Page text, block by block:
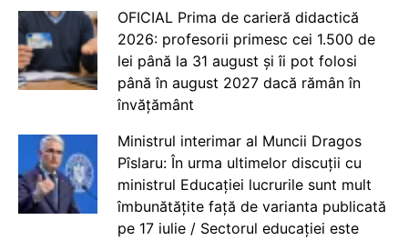
OFICIAL Prima de carieră didactică
2026: profesorii primesc cei 1.500 de
lei până la 31 august și îi pot folosi
până în august 2027 dacă rămân în
învățământ
Ministrul interimar al Muncii Dragos
Pîslaru: În urma ultimelor discuții cu
ministrul Educației lucrurile sunt mult
îmbunătățite față de varianta publicată
pe 17 iulie / Sectorul educației este